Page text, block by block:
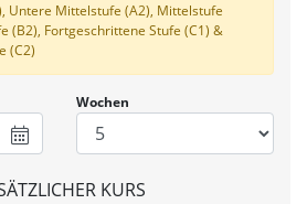
Untere Mittelstufe (A2), Mittelstufe
(B2), Fortgeschrittene Stufe (C1) &
(C2)
Wochen
KURS